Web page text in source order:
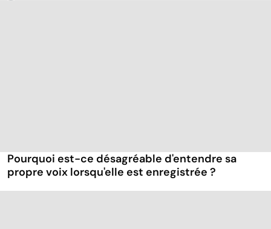
Pourquoi est-ce désagréable d'entendre sa
propre voix lorsqu'elle est enregistrée ?